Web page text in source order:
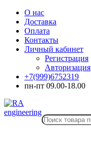
О нас
Доставка
Оплата
Контакты
Личный кабинет
Регистрация
Авторизация
+7(999)6752319
пн-пт 09.00-18.00